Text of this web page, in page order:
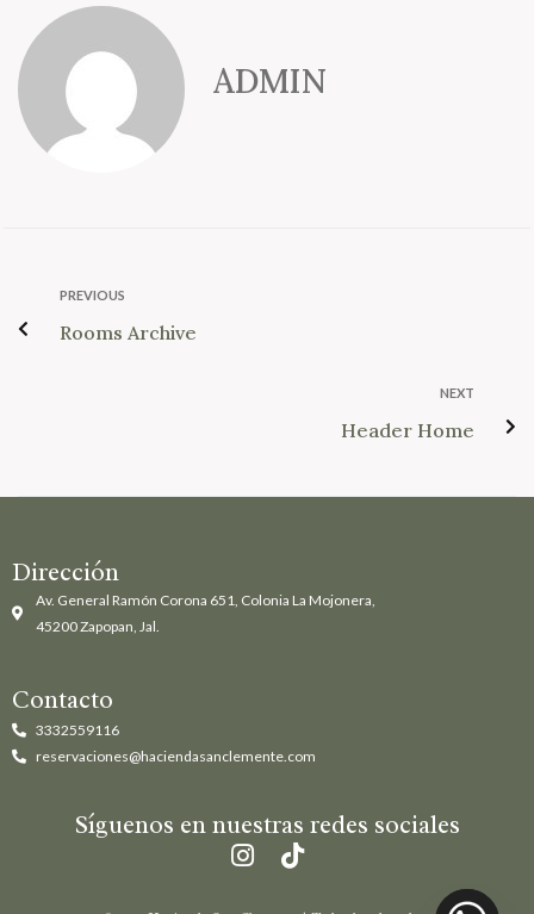
ADMIN
PREVIOUS
Rooms Archive
NEXT
Header Home
Dirección
Av. General Ramón Corona 651, Colonia La Mojonera,
45200 Zapopan, Jal.
Contacto
3332559116
reservaciones@haciendasanclemente.com
Síguenos en nuestras redes sociales